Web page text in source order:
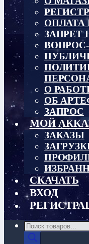
ОПЛАТА
ЗАПРЕТ
ВОПРОС-
О
ОБ
ЗАПРОС
МОЙ
ЗАКАЗЫ
СКАЧАТЬ
ВХОД
Поиск
товаров